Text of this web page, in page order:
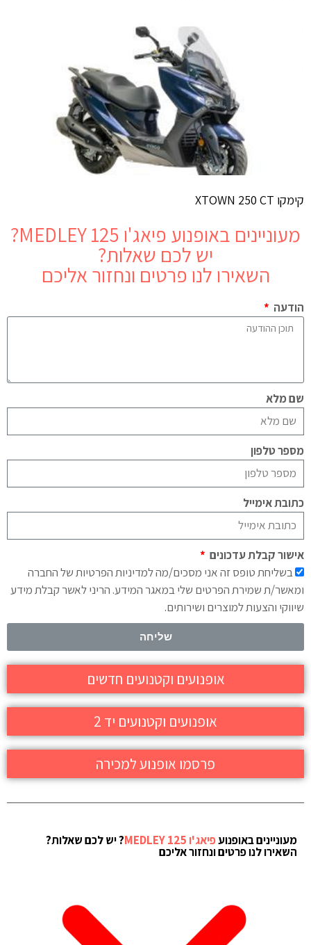
קימקו XTOWN 250 CT
מעוניינים באופנוע פיאג'ו MEDLEY 125 ?
יש לכם שאלות?
השאירו לנו פרטים ונחזור אליכם
הודעה
שם מלא
מספר טלפון
כתובת אימייל
אישור קבלת עדכונים
בשליחת טופס זה אני מסכים/מה למדיניות הפרטיות של החברה
ומאשר/ת שמירת הפרטים שלי במאגר המידע. הריני לאשר קבלת מידע
שיווקי והצעות למוצרים ושירותים.
שליחה
אופנועים וקטנועים חדשים
אופנועים וקטנועים יד 2
פרסמו אופנוע למכירה
מעוניינים באופנועפיאג'ו MEDLEY 125 ? יש לכם שאלות?
השאירו לנו פרטים ונחזור אליכם